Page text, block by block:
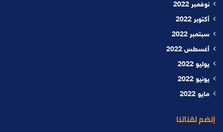
نوفمبر 2022
أكتوبر 2022
سبتمبر 2022
أغسطس 2022
يوليو 2022
يونيو 2022
مايو 2022
إنضم لقناتنا